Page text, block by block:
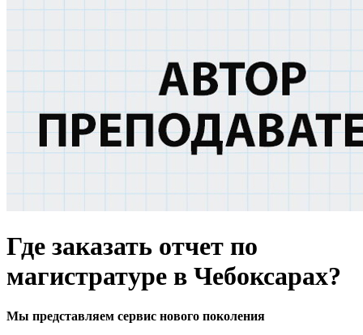
Где заказать отчет по
магистратуре в Чебоксарах?
Мы представляем сервис нового поколения